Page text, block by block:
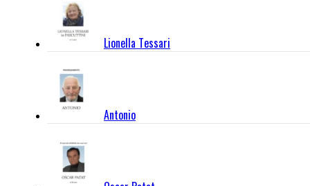
Lionella Tessari
Antonio